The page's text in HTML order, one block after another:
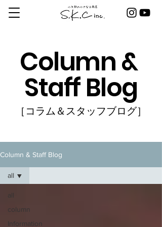
Column &
Staff Blog
［コラム＆スタッフブログ］
Column & Staff Blog
all
column
Information
all